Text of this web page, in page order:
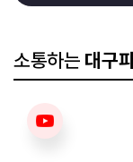
소통하는 대구